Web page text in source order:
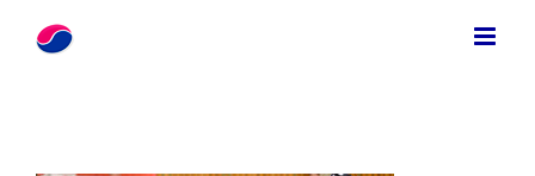
Zum
Inhalt